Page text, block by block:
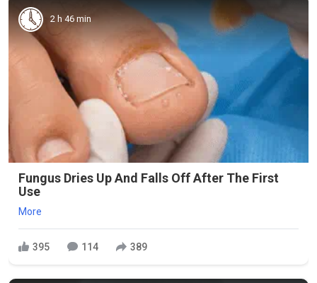
2 h 46 min
Fungus Dries Up And Falls Off After The First
Use
More
395 114 389